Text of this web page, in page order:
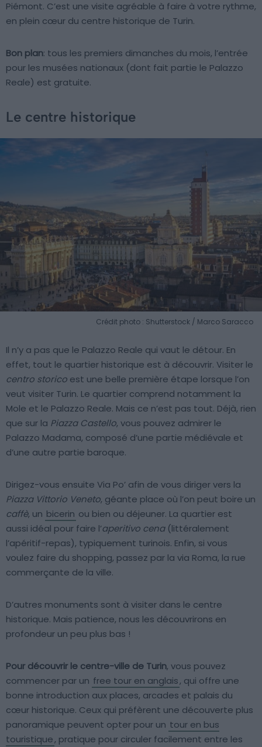
Piémont. C’est une visite agréable à faire à votre rythme,
en plein cœur du centre historique de Turin.
Bon plan: tous les premiers dimanches du mois, l’entrée
pour les musées nationaux (dont fait partie le Palazzo
Reale) est gratuite.
Le centre historique
Crédit photo : Shutterstock / Marco Saracco
Il n’y a pas que le Palazzo Reale qui vaut le détour. En
effet, tout le quartier historique est à découvrir. Visiter le
centro storico est une belle première étape lorsque l’on
veut visiter Turin. Le quartier comprend notamment la
Mole et le Palazzo Reale. Mais ce n’est pas tout. Déjà, rien
que sur la Piazza Castello, vous pouvez admirer le
Palazzo Madama, composé d’une partie médiévale et
d’une autre partie baroque.
Dirigez-vous ensuite Via Po’ afin de vous diriger vers la
Piazza Vittorio Veneto, géante place où l’on peut boire un
caffè, un bicerin ou bien ou déjeuner. La quartier est
aussi idéal pour faire l’aperitivo cena(littéralement
l’apéritif-repas), typiquement turinois. Enfin, si vous
voulez faire du shopping, passez par la via Roma, la rue
commerçante de la ville.
D’autres monuments sont à visiter dans le centre
historique. Mais patience, nous les découvrirons en
profondeur un peu plus bas !
Pour découvrir le centre-ville de Turin, vous pouvez
commencer par un free tour en anglais, qui offre une
bonne introduction aux places, arcades et palais du
cœur historique. Ceux qui préfèrent une découverte plus
panoramique peuvent opter pour un tour en bus
touristique, pratique pour circuler facilement entre les